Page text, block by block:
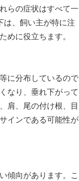
らの症状はすべて一
は、飼い主が特に注
に役立ちます。
に分布しているので
なり、垂れ下がって
肩、尾の付け根、目
インである可能性が
傾向があります。こ